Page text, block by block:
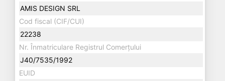
AMIS DESIGN SRL
Cod fiscal (CIF/CUI)
22238
Nr. Înmatriculare Registrul Comerțului
J40/7535/1992
EUID